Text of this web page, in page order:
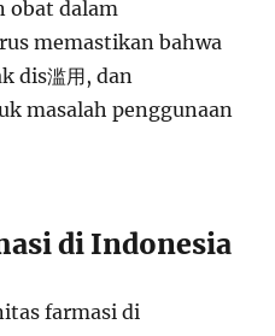
obat dalam
memastikan bahwa
dis滥用, dan
masalah penggunaan
di Indonesia
farmasi di